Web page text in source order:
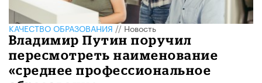
КАЧЕСТВО ОБРАЗОВАНИЯ//Новость
Владимир Путин поручил
пересмотреть наименование
«среднее профессиональное